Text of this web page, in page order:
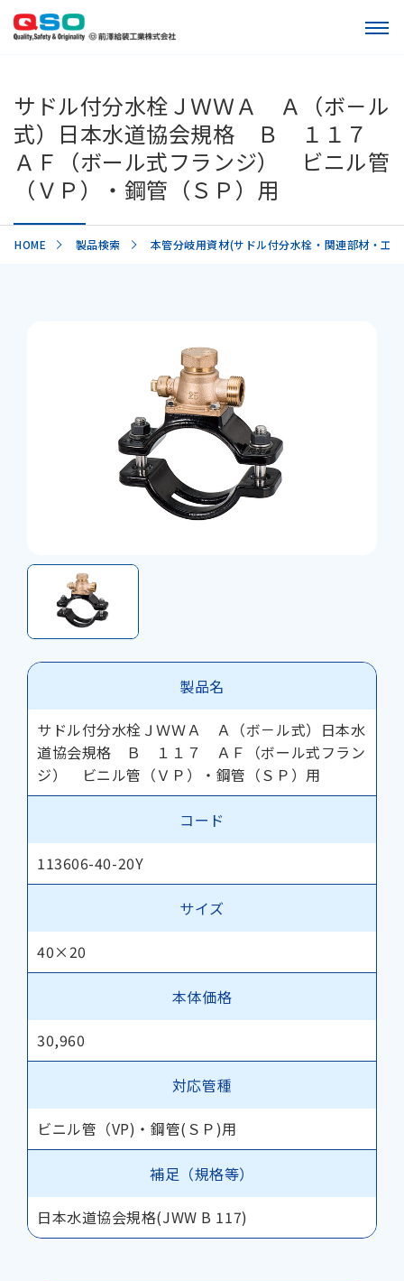
サドル付分水栓ＪＷＷＡ Ａ（ボ－ル
式）日本水道協会規格 Ｂ １１７
ＡＦ（ボール式フランジ） ビニル管
（ＶＰ）・鋼管（ＳＰ）用
HOME 製品検索 本管分岐用資材(サドル付分水栓・関連部材・工
製品名
サドル付分水栓ＪＷＷＡ Ａ（ボ－ル式）日本水
道協会規格 Ｂ １１７ ＡＦ（ボール式フラン
ジ） ビニル管（ＶＰ）・鋼管（ＳＰ）用
コード
113606-40-20Y
サイズ
40×20
本体価格
30,960
対応管種
ビニル管（VP)・鋼管(ＳＰ)用
補足（規格等）
日本水道協会規格(JWW B 117)